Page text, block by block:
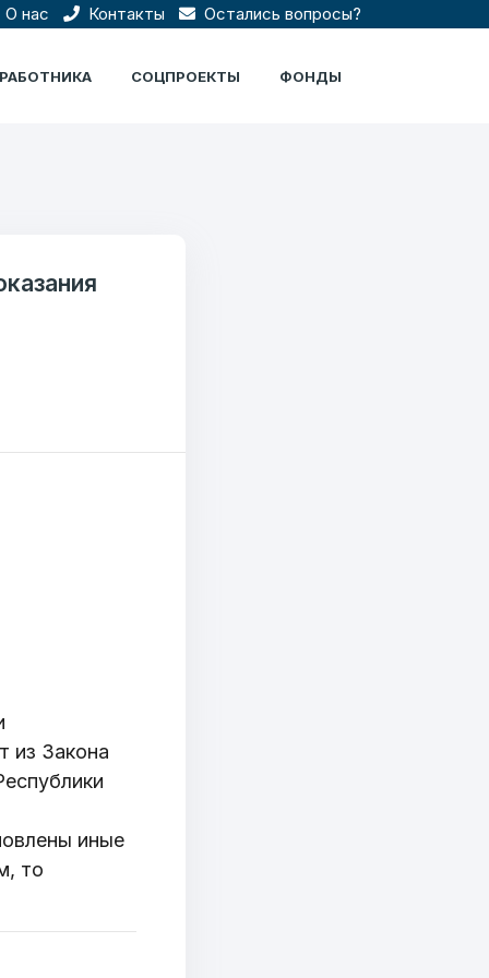
О нас Контакты Остались вопросы?
СОЦПРОЕКТЫ ФОНДЫ
из Закона
иные
то